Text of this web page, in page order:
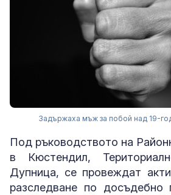
Задържаха мъж за побой над 19-
Под ръководството на
в Кюстендил,
Дупница, се провеждат
разследване по досъдебно